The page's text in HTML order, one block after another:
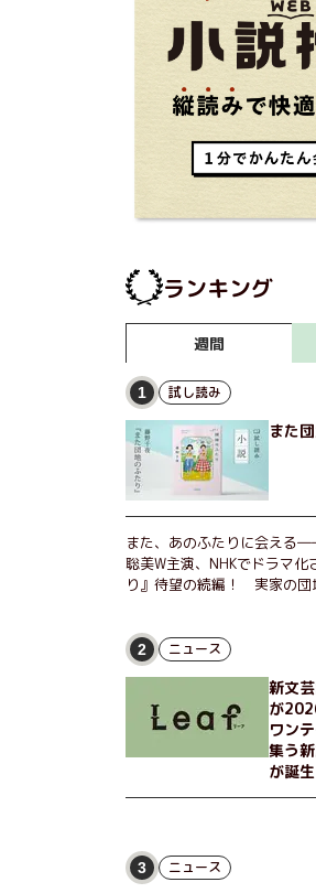
ランキング
週間
1 試し読み
また
また、あのふたりに会える
聡美W主演、NHKでドラマ化
り』待望の続編！ 実家の団
ょっとした贅沢を楽しんだり
恋バナを聞いてあげたり、部
湾映画祭」を催したり。50
わらぬ友情とささやかな幸
2 ニュース
新文
が
ワン
集う
が誕生
3 ニュース